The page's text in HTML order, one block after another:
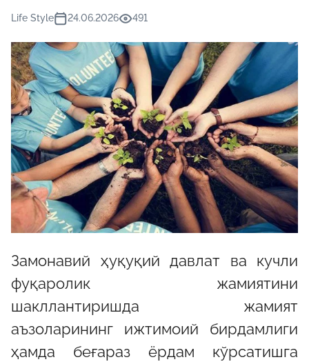
Life Style 24.06.2026 491
Замонавий ҳуқуқий давлат ва кучли
фуқаролик жамиятини
шакллантиришда жамият
аъзоларининг ижтимоий бирдамлиги
ҳамда беғараз ёрдам кўрсатишга